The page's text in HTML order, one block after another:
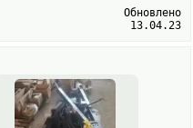
Обновлено
13.04.23